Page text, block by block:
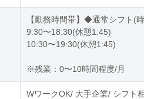
【勤務時間帯】◆通常シフト(
9:30〜18:30(休憩1:45)
10:30〜19:30(休憩1:45)
※残業：0〜10時間程度/月
WワークOK/ 大手企業/ シフト